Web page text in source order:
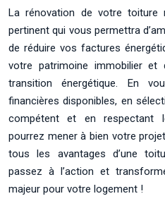
La rénovation de votre toiture
pertinent qui vous permettra
de réduire vos factures
votre patrimoine immobilier
transition énergétique. En
financières disponibles, en
compétent et en respectant
pourrez mener à bien votre
tous les avantages d’une
passez à l’action et
majeur pour votre logement !